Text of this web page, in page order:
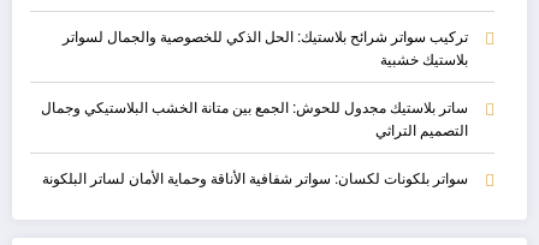
تركيب سواتر شرائح بلاستيك: الحل الذكي للخصوصية والجمال لسواتر
بلاستيك خشبية
ساتر بلاستيك مجدول للحوش: الجمع بين متانة الخشب البلاستيكي وجمال
التصميم التراثي
سواتر بلكونات لكسان: سواتر شفافية الأناقة وحماية الأمان لساتر البلكونة